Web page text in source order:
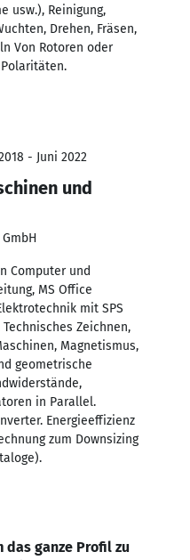
usw.), Reinigung,
Drehen, Fräsen,
Von Rotoren oder
- Juni 2022
und
Computer und
MS Office
mit SPS
Zeichnen,
Magnetismus,
geometrische
in Parallel.
Energieeffizienz
zum Downsizing
das ganze Profil zu